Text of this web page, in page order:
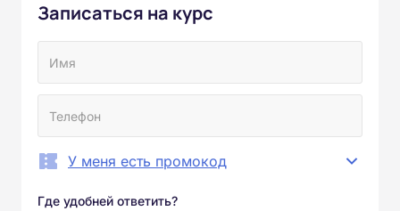
Записаться на курс
У меня есть промокод
Где удобней ответить?